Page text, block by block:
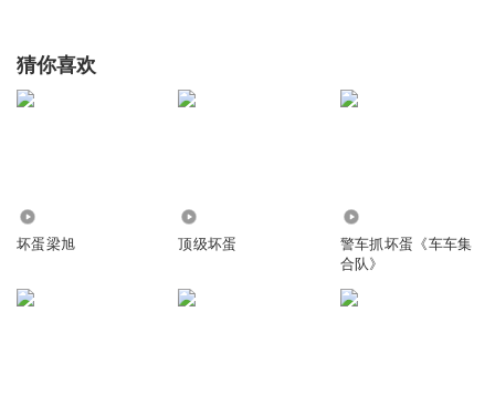
猜你喜欢
坏蛋梁旭 顶级坏蛋
警车抓坏蛋《车车集
合队》